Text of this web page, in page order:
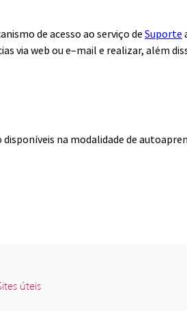
de acesso ao serviço de Suporte
via web ou e–mail e realizar, além
na modalidade de
úteis